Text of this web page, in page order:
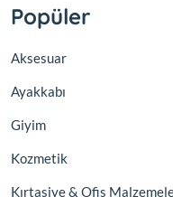
Popüler
Aksesuar
Ayakkabı
Giyim
Kozmetik
Kırtasiye & Ofis